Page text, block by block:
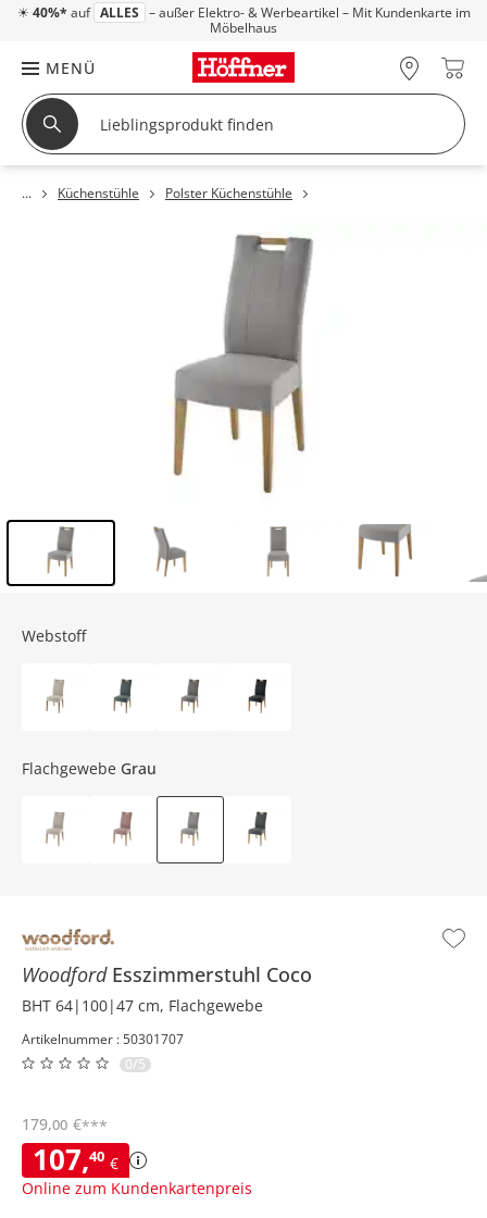
☀ 40%* auf ALLES – außer Elektro- & Werbeartikel – Mit Kundenkarte im
Möbelhaus
MENÜ
Küchenstühle Polster Küchenstühle
Woodford Esszimmerstuhl Coco
BHT 64|100|47 cm, Flachgewebe
Artikelnummer : 50301707
0/5
107,40 €
Online zum Kundenkartenpreis
179,00 €***
Webstoff
Flachgewebe Grau